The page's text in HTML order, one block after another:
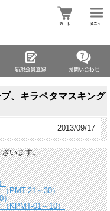
、キラペタマスキング
2013/09/17
います。
PMT-21～30）
）
KPMT-01～10）